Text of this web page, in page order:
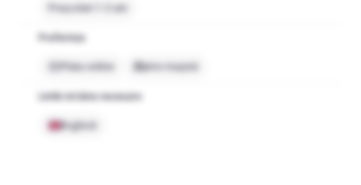
Preșcolari 1-3 ani
Preferințe
Plata online Are mașină
Limbi străine necesare
Engleză